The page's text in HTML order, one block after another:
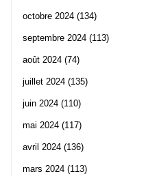
octobre 2024 (134)
septembre 2024 (113)
août 2024 (74)
juillet 2024 (135)
juin 2024 (110)
mai 2024 (117)
avril 2024 (136)
mars 2024 (113)